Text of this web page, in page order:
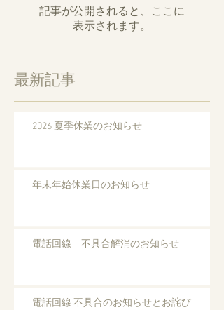
記事が公開されると、ここに
表示されます。
最新記事
2026 夏季休業のお知らせ
年末年始休業日のお知らせ
電話回線 不具合解消のお知らせ
電話回線 不具合のお知らせとお詫び